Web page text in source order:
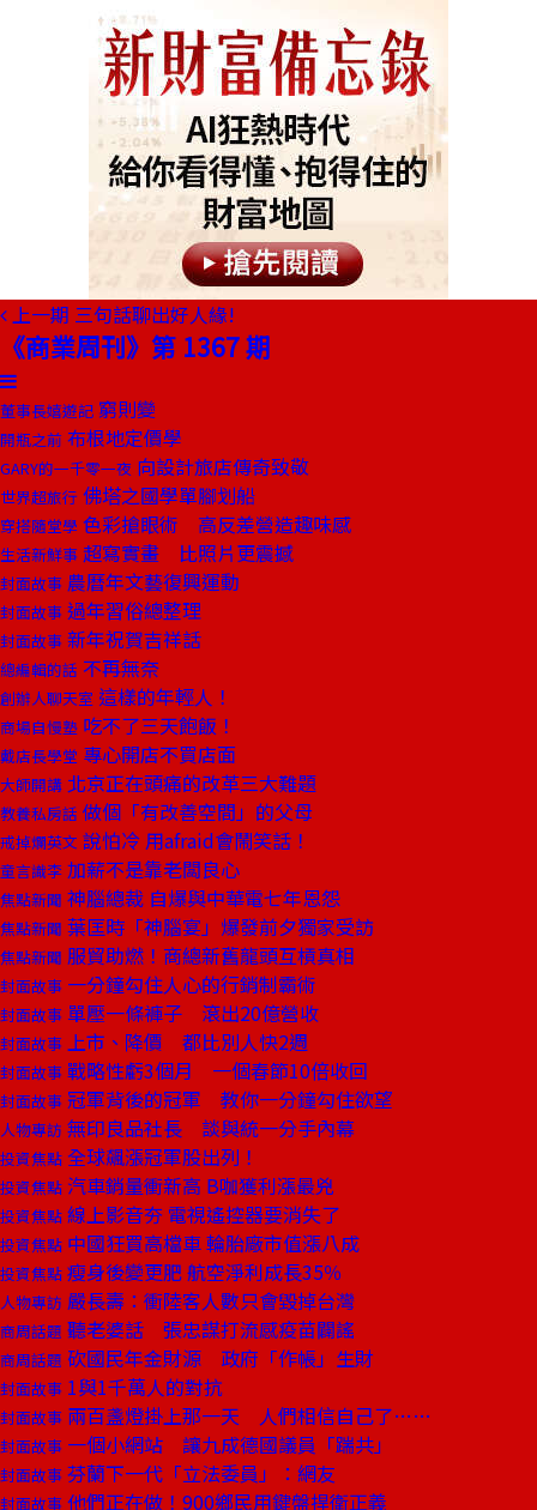
上一期 三句話聊出好人緣!
《商業周刊》第 1367 期
董事長嬉遊記 窮則變
開瓶之前 布根地定價學
GARY的一千零一夜 向設計旅店傳奇致敬
世界超旅行 佛塔之國學單腳划船
穿搭隨堂學 色彩搶眼術 高反差營造趣味感
生活新鮮事 超寫實畫 比照片更震撼
封面故事 農曆年文藝復興運動
封面故事 過年習俗總整理
封面故事 新年祝賀吉祥話
總編輯的話 不再無奈
創辦人聊天室 這樣的年輕人！
商場自慢塾 吃不了三天飽飯！
戴店長學堂 專心開店不買店面
大師開講 北京正在頭痛的改革三大難題
教養私房話 做個「有改善空間」的父母
戒掉爛英文 說怕冷 用afraid會鬧笑話！
童言識李 加薪不是靠老闆良心
焦點新聞 神腦總裁 自爆與中華電七年恩怨
焦點新聞 葉匡時「神腦宴」爆發前夕獨家受訪
焦點新聞 服貿助燃！商總新舊龍頭互槓真相
封面故事 一分鐘勾住人心的行銷制霸術
封面故事 單壓一條褲子 滾出20億營收
封面故事 上市、降價 都比別人快2週
封面故事 戰略性虧3個月 一個春節10倍收回
封面故事 冠軍背後的冠軍 教你一分鐘勾住欲望
人物專訪 無印良品社長 談與統一分手內幕
投資焦點 全球飆漲冠軍股出列！
投資焦點 汽車銷量衝新高 B咖獲利漲最兇
投資焦點 線上影音夯 電視遙控器要消失了
投資焦點 中國狂買高檔車 輪胎廠市值漲八成
投資焦點 瘦身後變更肥 航空淨利成長35％
人物專訪 嚴長壽：衝陸客人數只會毀掉台灣
商周話題 聽老婆話 張忠謀打流感疫苗闢謠
商周話題 砍國民年金財源 政府「作帳」生財
封面故事 1與1千萬人的對抗
封面故事 兩百盞燈掛上那一天 人們相信自己了……
封面故事 一個小網站 讓九成德國議員「踹共」
封面故事 芬蘭下一代「立法委員」：網友
封面故事 他們正在做！900鄉民用鍵盤捍衛正義